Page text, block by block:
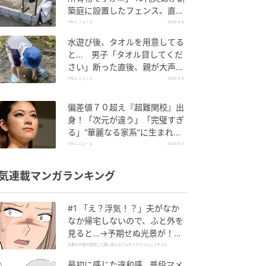
築庭に設置したフェンス、直後
に迫られた"顛末"
TRILL ニュース 2026.8.6
水遊び後、タオルを用意してる
と… 男子「タオル貸してくだ
さい」断った直後、親が大声で
放った一言に絶句
TRILL ニュース 2026.8.6
偏差値７０超え『超難関校』出
身！「次元が違う」「完璧すぎ
る」“華麗なる家系”に生まれた
【規格外の逸材】
TRILL ニュース 2026.8.5
連載マンガランキング
#1 「え？浮気！？」夫がなか
なか帰宅しないので、ふと外を
見ると…→予期せぬ光景が！｜
旦那の不倫が発覚して頭に来た
旦那の不倫が発覚して頭に来たのでメチャクチャにしてやった